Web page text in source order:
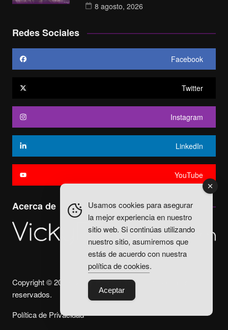
8 agosto, 2026
Redes Sociales
Facebook
Twitter
Instagram
LinkedIn
YouTube
Acerca de
Copyright © 2025. Vicky Fuentes Todos los derechos
reservados.
Política de Privacidad
Usamos cookies para asegurar
la mejor experiencia en nuestro
sitio web. Si continúas utilizando
nuestro sitio, asumiremos que
estás de acuerdo con nuestra
política de cookies.
Aceptar